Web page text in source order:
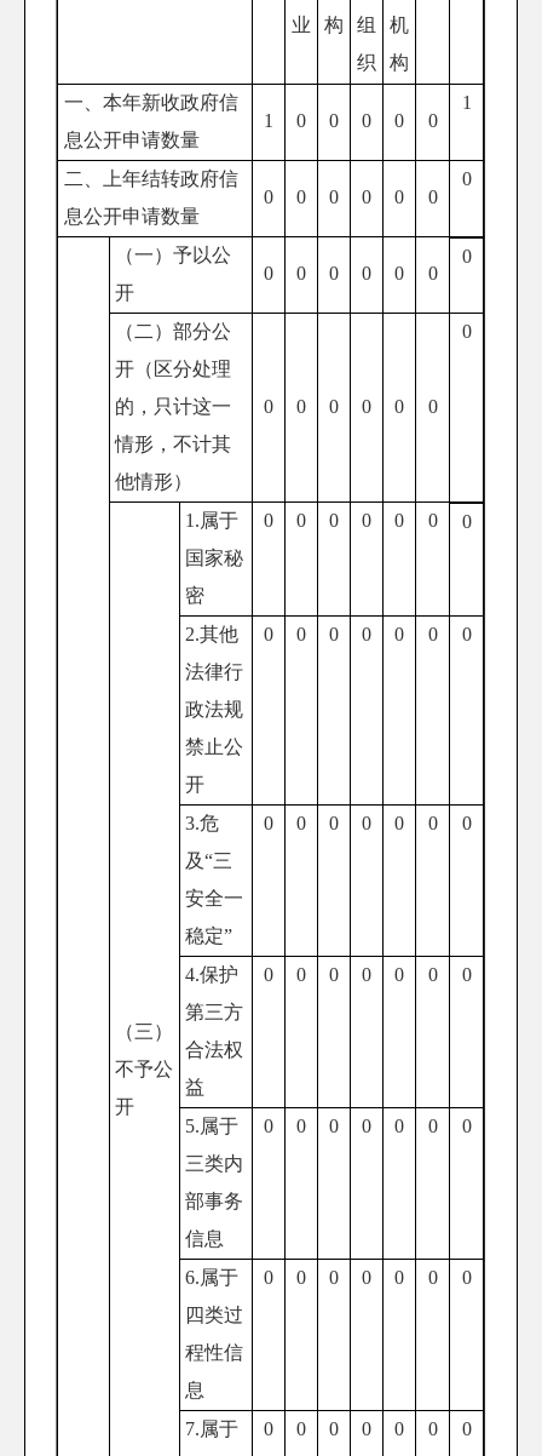
业
构
组
织
机
构
一、本年新收政府信
息公开申请数量
1 0 0 0 0 0
1
二、上年结转政府信
息公开申请数量
0 0 0 0 0 0
0
（一）予以公
开
0 0 0 0 0 0
0
（二）部分公
开 （区分处理
的，只计这一
情形，不计其
他情形）
0 0 0 0 0 0
0
（三）
不予公
开
1.属于
国家秘
密
0 0 0 0 0 0 0
2.其他
法律行
政法规
禁止公
开
0 0 0 0 0 0 0
3.危
及“三
安全一
稳定”
0 0 0 0 0 0 0
4.保护
第三方
合法权
益
0 0 0 0 0 0 0
5.属于
三类内
部事务
信息
0 0 0 0 0 0 0
6.属于
四类过
程性信
息
0 0 0 0 0 0 0
7.属于
0 0 0 0 0 0 0